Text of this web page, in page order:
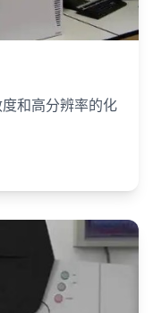
和高分辨率的化